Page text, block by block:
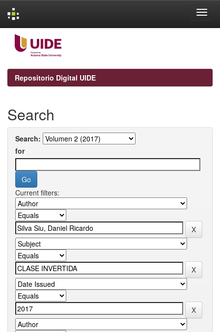
navigation
Repositorio Digital UIDE
Search
Search:
for
Current filters: